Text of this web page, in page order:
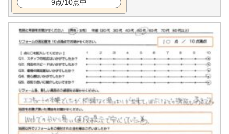
9点/10点中